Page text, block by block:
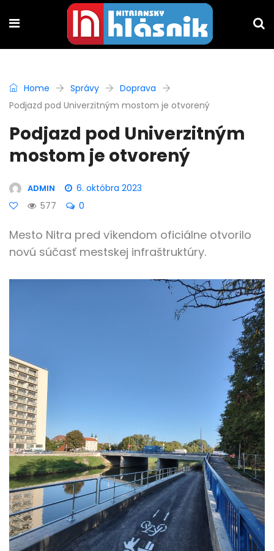
Home Správy
Doprava
Podjazd pod Univerzitným mostom je otvorený
Podjazd pod Univerzitným
mostom je otvorený
ADMIN
6. októbra 2023
577
0
Mesto Nitra pred víkendom oficiálne otvorilo
novú súčasť mestskej infraštruktúry.